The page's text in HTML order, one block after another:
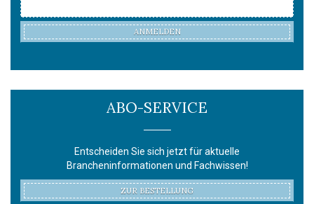
ANMELDEN
ABO-SERVICE
Entscheiden Sie sich jetzt für aktuelle
Brancheninformationen und Fachwissen!
ZUR BESTELLUNG